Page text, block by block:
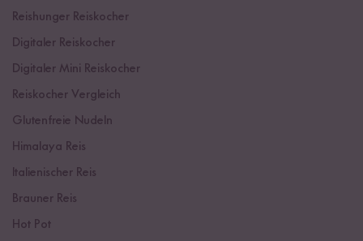
Reishunger Reiskocher
Digitaler Reiskocher
Digitaler Mini Reiskocher
Reiskocher Vergleich
Glutenfreie Nudeln
Himalaya Reis
Italienischer Reis
Brauner Reis
Hot Pot